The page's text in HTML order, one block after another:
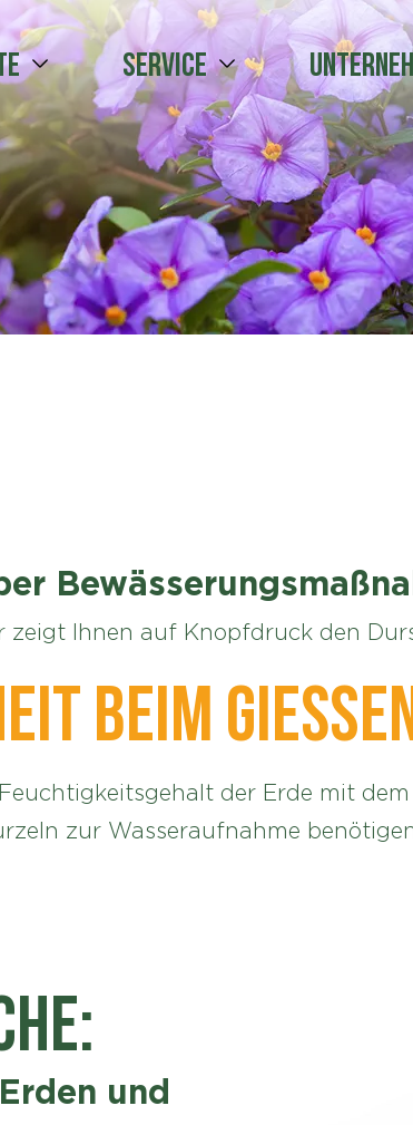
Service
zeigt Ihnen auf Knopfdruck den
beim
der Erde mit
zur Wasseraufnahme
und